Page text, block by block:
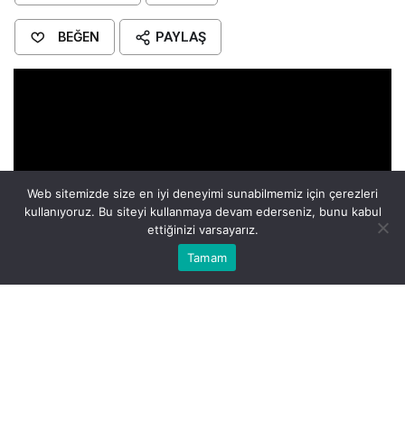
BEĞEN PAYLAŞ
Bu web sitesinde en iyi deneyimi yaşamanızı sağlamak için
Eczaneler
Web sitemizde size en iyi deneyimi sunabilmemiz için çerezleri
kullanıyoruz. Bu siteyi kullanmaya devam ederseniz, bunu kabul
ettiğinizi varsayarız.
Tamam